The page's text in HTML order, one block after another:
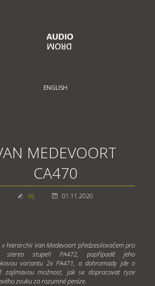
ENGLISH
MEDEVOORT
CA470
MJ 01.11.2020
v hierarchii Van Medevoort předzesilovačem pro
stereo stupeň PA472, popřípadě jeho
variantu 2x PA471, a dohromady jde o
zajímavou možnost, jak se dopracovat ryze
zvuku za rozumné peníze.